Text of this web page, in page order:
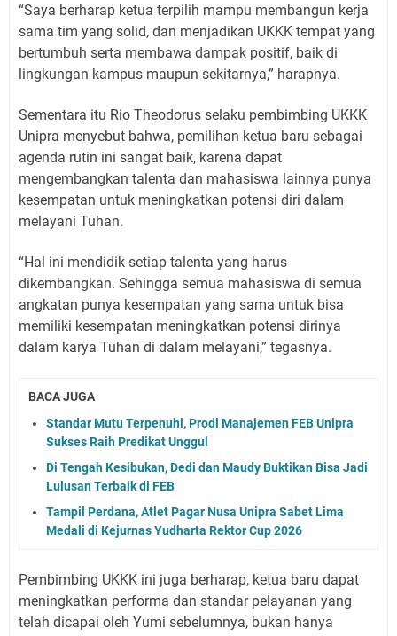
“Saya berharap ketua terpilih mampu membangun kerja
sama tim yang solid, dan menjadikan UKKK tempat yang
bertumbuh serta membawa dampak positif, baik di
lingkungan kampus maupun sekitarnya,” harapnya.
Sementara itu Rio Theodorus selaku pembimbing UKKK
Unipra menyebut bahwa, pemilihan ketua baru sebagai
agenda rutin ini sangat baik, karena dapat
mengembangkan talenta dan mahasiswa lainnya punya
kesempatan untuk meningkatkan potensi diri dalam
melayani Tuhan.
“Hal ini mendidik setiap talenta yang harus
dikembangkan. Sehingga semua mahasiswa di semua
angkatan punya kesempatan yang sama untuk bisa
memiliki kesempatan meningkatkan potensi dirinya
dalam karya Tuhan di dalam melayani,” tegasnya.
BACA JUGA
Standar Mutu Terpenuhi, Prodi Manajemen FEB Unipra
Sukses Raih Predikat Unggul
Di Tengah Kesibukan, Dedi dan Maudy Buktikan Bisa Jadi
Lulusan Terbaik di FEB
Tampil Perdana, Atlet Pagar Nusa Unipra Sabet Lima
Medali di Kejurnas Yudharta Rektor Cup 2026
Pembimbing UKKK ini juga berharap, ketua baru dapat
meningkatkan performa dan standar pelayanan yang
telah dicapai oleh Yumi sebelumnya, bukan hanya